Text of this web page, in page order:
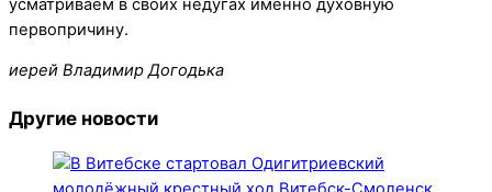
усматриваем в своих недугах именно духовную
первопричину.
иерей Владимир Догодька
Другие новости